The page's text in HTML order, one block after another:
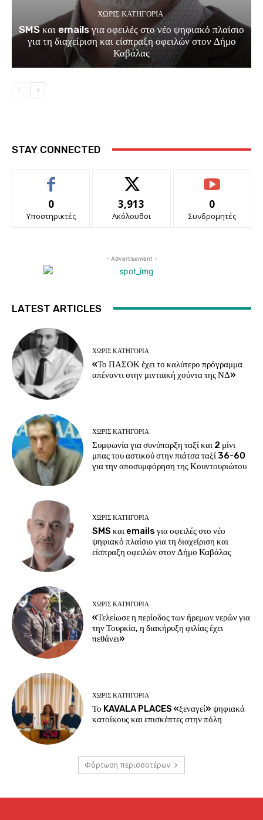
ΧΩΡΊΣ ΚΑΤΗΓΟΡΊΑ
SMS και emails για οφειλές στο νέο ψηφιακό πλαίσιο
για τη διαχείριση και είσπραξη οφειλών στον Δήμο
Καβάλας
STAY CONNECTED
0
Υποστηρικτές
3,913
Ακόλουθοι
0
Συνδρομητές
- Advertisement -
LATEST ARTICLES
ΧΩΡΊΣ ΚΑΤΗΓΟΡΊΑ
«Το ΠΑΣΟΚ έχει το καλύτερο πρόγραμμα
απέναντι στην μιντιακή χούντα της ΝΔ»
ΧΩΡΊΣ ΚΑΤΗΓΟΡΊΑ
Συμφωνία για συνύπαρξη ταξί και 2 μίνι
μπας του αστικού στην πιάτσα ταξί 36-60
για την αποσυμφόρηση της Κουντουριώτου
ΧΩΡΊΣ ΚΑΤΗΓΟΡΊΑ
SMS και emails για οφειλές στο νέο
ψηφιακό πλαίσιο για τη διαχείριση και
είσπραξη οφειλών στον Δήμο Καβάλας
ΧΩΡΊΣ ΚΑΤΗΓΟΡΊΑ
«Τελείωσε η περίοδος των ήρεμων νερών για
την Τουρκία, η διακήρυξη φιλίας έχει
πεθάνει»
ΧΩΡΊΣ ΚΑΤΗΓΟΡΊΑ
Το KAVALA PLACES «ξεναγεί» ψηφιακά
κατοίκους και επισκέπτες στην πόλη
Φόρτωση περισσοτέρων